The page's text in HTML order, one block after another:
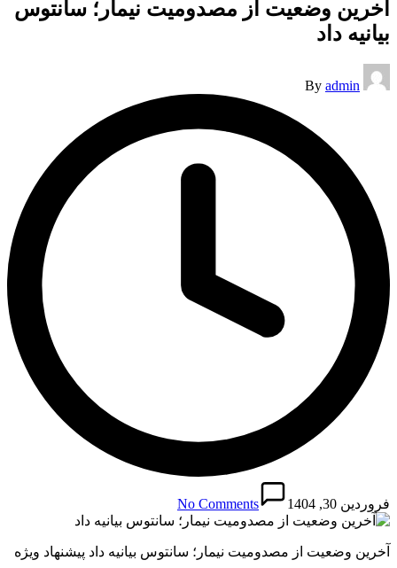
آخرین وضعیت از مصدومیت نیمار؛ سانتوس
بیانیه داد
Posted
by
By admin
فروردین 30, 1404 No Comments
آخرین وضعیت از مصدومیت نیمار؛ سانتوس بیانیه داد پیشنهاد ویژه